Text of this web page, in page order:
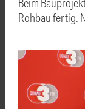
Rohbau fertig.